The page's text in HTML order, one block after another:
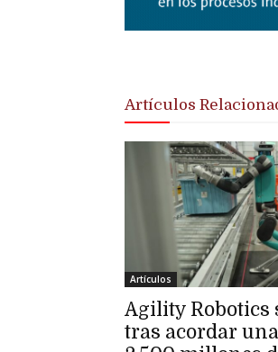
Artículos
Artículos
Agility Robotics
tras acordar